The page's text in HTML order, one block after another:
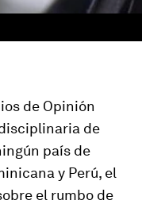
de Opinión
de
país de
y Perú, el
el rumbo de